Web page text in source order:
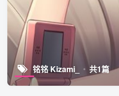
铭铭 Kizami_ 共1篇